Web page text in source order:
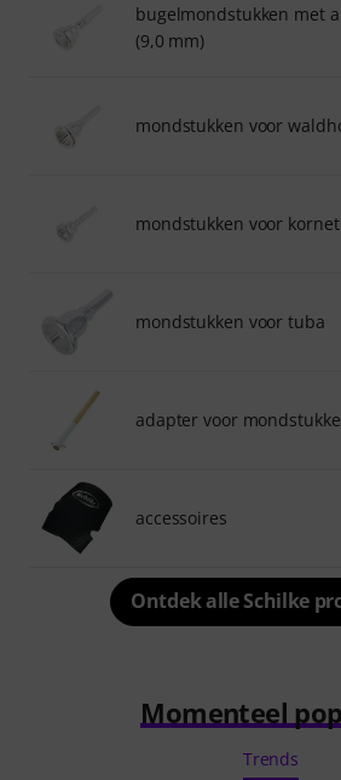
bugelmondstukken met
(9,0 mm)
mondstukken voor
mondstukken voor kornet
mondstukken voor tuba
adapter voor
accessoires
Ontdek alle Schilke
Momenteel
Trends